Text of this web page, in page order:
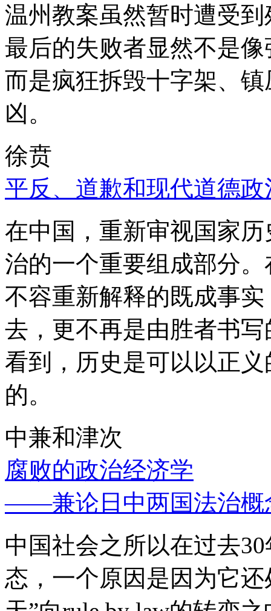
温州教案虽然暂时遭受
最后的失败者显然不是
而是疯狂拆毁十字架、
凶。
徐贲
平反、道歉和现代道德政
在中国，重新审视国家
治的一个重要组成部分
不容重新解释的既成事
去，更不再是由胜者书
看到，历史是可以以正
的。
中兼和津次
腐败的政治经济学
——兼论日中两国法治概
中国社会之所以在过去
态，一个原因是因为它